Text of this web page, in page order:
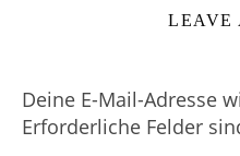
LEAVE
Deine E-Mail-Adresse
Erforderliche Felder